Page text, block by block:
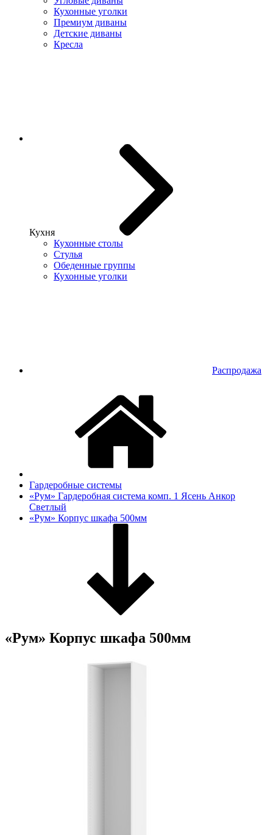
Кухонные уголки
Премиум диваны
Детские диваны
Кресла
Кухня
Кухонные столы
Стулья
Обеденные группы
Кухонные уголки
Распродажа
Гардеробные системы
«Рум» Гардеробная система комп. 1 Ясень Анкор
Светлый
«Рум» Корпус шкафа 500мм
«Рум» Корпус шкафа 500мм